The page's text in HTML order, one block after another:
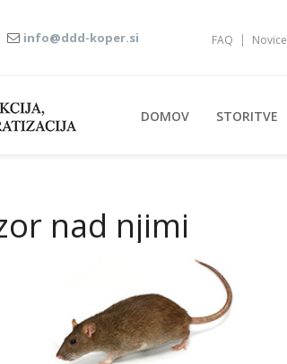
info@ddd-koper.si FAQ Novice
DOMOV STORITVE
nad njimi